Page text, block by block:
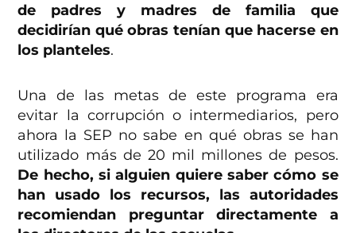
de padres y madres de familia que
decidirían qué obras tenían que hacerse en
los planteles.
Una de las metas de este programa era
evitar la corrupción o intermediarios, pero
ahora la SEP no sabe en qué obras se han
utilizado más de 20 mil millones de pesos.
De hecho, si alguien quiere saber cómo se
han usado los recursos, las autoridades
recomiendan preguntar directamente a